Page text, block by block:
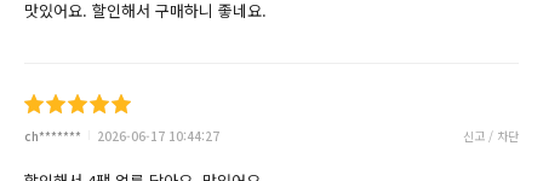
맛있어요. 할인해서 구매하니 좋네요.
ch******* 2026-06-17 10:44:27 신고 / 차단